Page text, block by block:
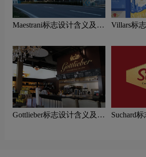
Maestrani标志设计含义及巧
Villars标
Gottlieber标志设计含义及巧
Suchard